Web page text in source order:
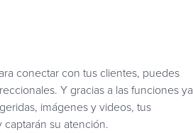
conectar con tus clientes, puedes
Y gracias a las funciones ya
imágenes y videos, tus
su atención.